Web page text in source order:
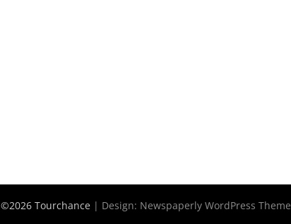
©2026 Tourchance | Design: Newspaperly WordPress Theme